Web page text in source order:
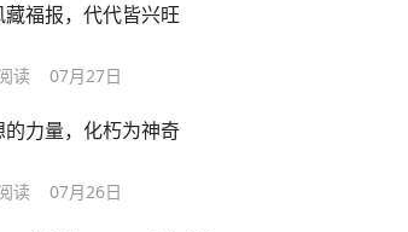
藏福报，代代皆兴旺
读 07月27日
的力量，化朽为神奇
读 07月26日